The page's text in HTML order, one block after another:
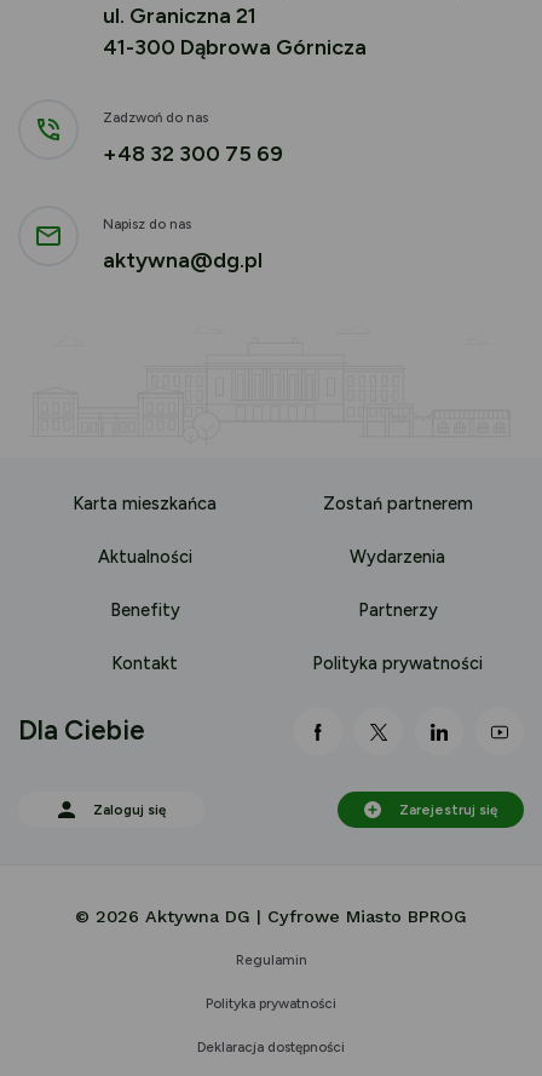
ul. Graniczna 21
41-300 Dąbrowa Górnicza
Zadzwoń do nas
+48 32 300 75 69
Napisz do nas
aktywna@dg.pl
Karta mieszkańca Zostań partnerem
Aktualności Wydarzenia
Benefity Partnerzy
Kontakt Polityka prywatności
link otwiera się nowej
link otwiera się
link
Dla Ciebie
Zaloguj się Zarejestruj się
© 2026 Aktywna DG | Cyfrowe Miasto BPROG
Regulamin
Polityka prywatności
Deklaracja dostępności